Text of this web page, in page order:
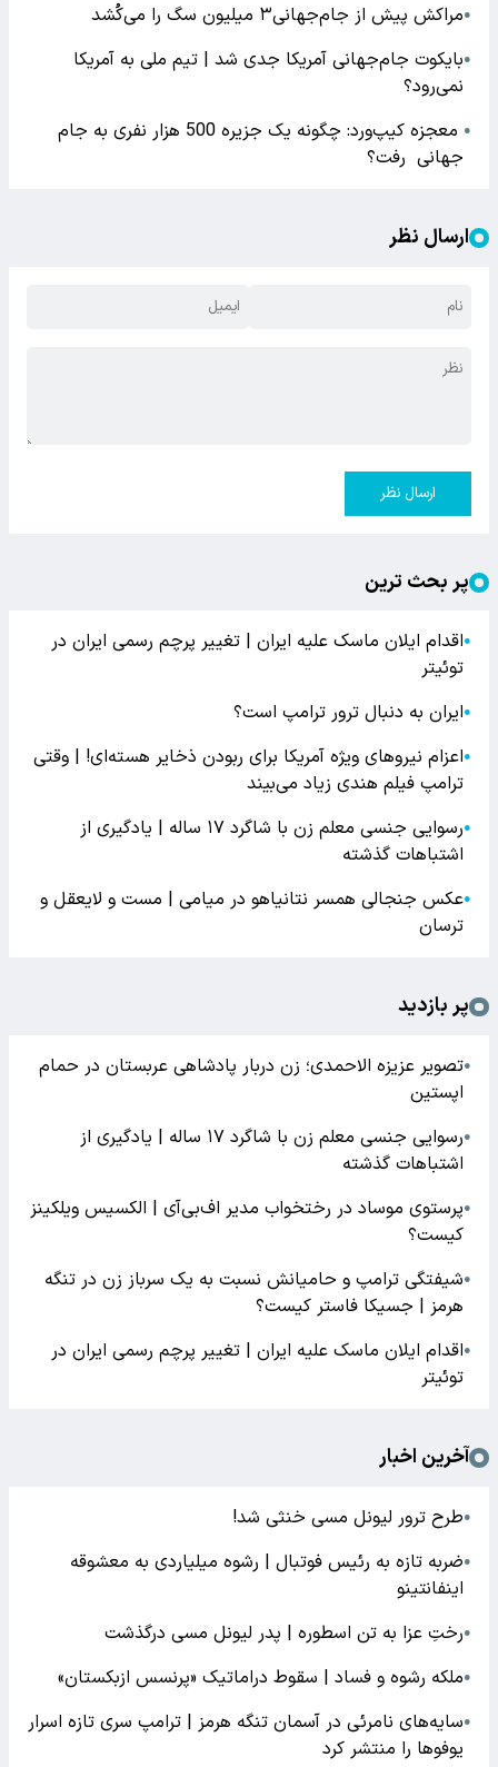
●مراکش پیش از جام‌جهانی۳ میلیون سگ را می‌کُشد
●بایکوت جام‌جهانی آمریکا جدی شد | تیم ملی به آمریکا
نمی‌رود؟
●
معجزه کیپ‌ورد: چگونه یک جزیره 500 هزار نفری به جام
جهانی رفت؟
ارسال نظر
ارسال نظر
پر بحث ترین
●اقدام ایلان ماسک علیه ایران | تغییر پرچم رسمی ایران در
توئیتر
●ایران به دنبال ترور ترامپ است؟
●اعزام نیروهای ویژه آمریکا برای ربودن ذخایر هسته‌ای! | وقتی
ترامپ فیلم هندی زیاد می‌بیند
●
رسوایی جنسی معلم زن با شاگرد ۱۷ ساله | یادگیری از
اشتباهات گذشته
●عکس جنجالی همسر نتانیاهو در میامی | مست و لایعقل و
ترسان
پر بازدید
●تصویر عزیزه الاحمدی؛ زن دربار پادشاهی عربستان در حمام
اپستین
●
رسوایی جنسی معلم زن با شاگرد ۱۷ ساله | یادگیری از
اشتباهات گذشته
●پرستوی موساد در رختخواب مدیر اف‌بی‌آی | الکسیس ویلکینز
کیست؟
●شیفتگی ترامپ و حامیانش نسبت به یک سرباز زن در تنگه
هرمز | جسیکا فاستر کیست؟
●اقدام ایلان ماسک علیه ایران | تغییر پرچم رسمی ایران در
توئیتر
آخرین اخبار
●طرح ترور لیونل مسی خنثی شد!
●ضربه تازه به رئیس فوتبال | رشوه میلیاردی به معشوقه
اینفانتینو
●رختِ عزا به تن اسطوره | پدر لیونل مسی درگذشت
●ملکه رشوه و فساد | سقوط دراماتیک «پرنسس ازبکستان»
●سایه‌های نامرئی در آسمان تنگه هرمز | ترامپ سری تازه اسرار
یوفوها را منتشر کرد